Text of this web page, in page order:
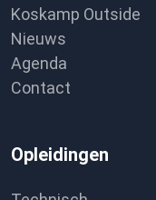
Koskamp Outside
Nieuws
Agenda
Contact
Opleidingen